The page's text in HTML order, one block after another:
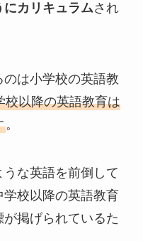
にカリキュラムされ
は小学校の英語教
校以降の英語教育は
。
な英語を前倒して
校以降の英語教育
掲げられているた